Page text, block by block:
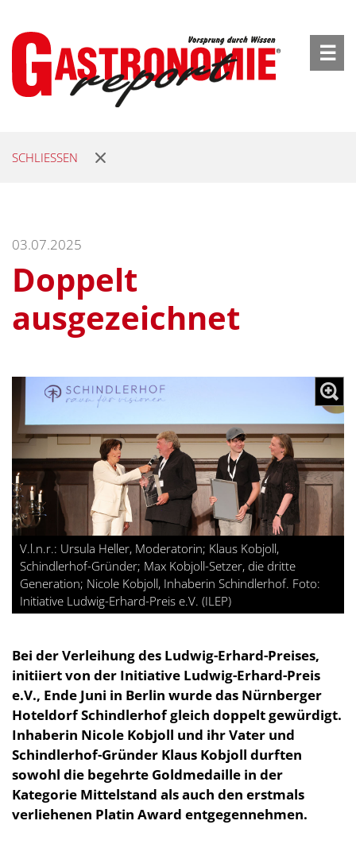
☰
SCHLIESSEN
03.07.2025
Doppelt
ausgezeichnet
V.l.n.r.: Ursula Heller, Moderatorin; Klaus Kobjoll,
Schindlerhof-Gründer; Max Kobjoll-Setzer, die dritte
Generation; Nicole Kobjoll, Inhaberin Schindlerhof. Foto:
Initiative Ludwig-Erhard-Preis e.V. (ILEP)
Bei der Verleihung des Ludwig-Erhard-Preises,
initiiert von der Initiative Ludwig-Erhard-Preis
e.V., Ende Juni in Berlin wurde das Nürnberger
Hoteldorf Schindlerhof gleich doppelt gewürdigt.
Inhaberin Nicole Kobjoll und ihr Vater und
Schindlerhof-Gründer Klaus Kobjoll durften
sowohl die begehrte Goldmedaille in der
Kategorie Mittelstand als auch den erstmals
verliehenen Platin Award entgegennehmen.